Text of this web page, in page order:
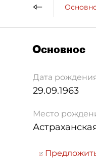
Основное
Дата
29.09.1963
Место